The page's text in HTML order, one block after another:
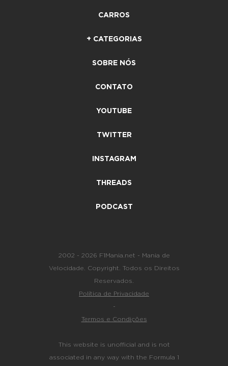
CARROS
+ CATEGORIAS
SOBRE NÓS
CONTATO
YOUTUBE
TWITTER
INSTAGRAM
THREADS
PODCAST
2002 - 2026 F1Mania.net - Mania de
Velocidade. Copyright. Todos os Direitos
Reservados.
Política de Privacidade
-
Termos e Condições
This website is unofficial and is not
associated in any way with the Formula 1